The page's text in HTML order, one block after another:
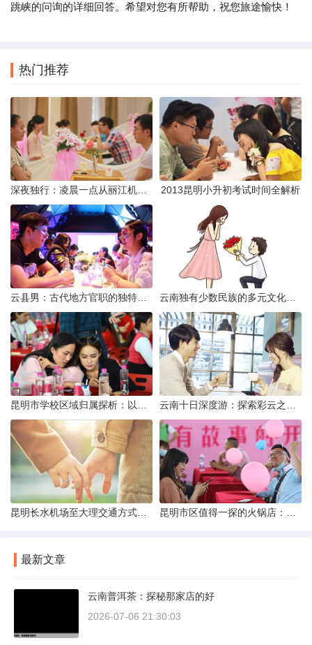
跳峡的问询的详细回答。希望对您有所帮助，祝您旅途愉快！
热门推荐
2013昆明小升初考试时间全解析
最新文章
云南普洱茶：探秘那家店的好
2026-07-06 21:30:03